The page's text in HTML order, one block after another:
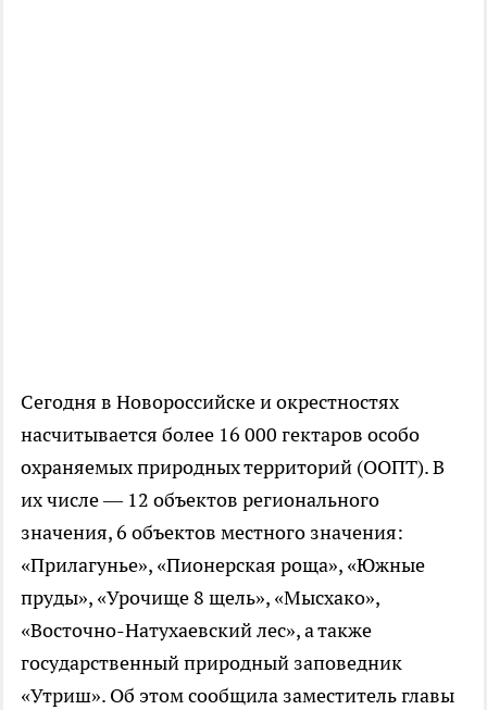
Сегодня в Новороссийске и окрестностях
насчитывается более 16 000 гектаров особо
охраняемых природных территорий (ООПТ). В
их числе — 12 объектов регионального
значения, 6 объектов местного значения:
«Прилагунье», «Пионерская роща», «Южные
пруды», «Урочище 8 щель», «Мысхако»,
«Восточно-Натухаевский лес», а также
государственный природный заповедник
«Утриш». Об этом сообщила заместитель главы